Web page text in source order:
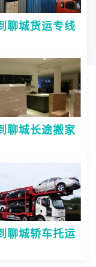
聊城货运专线
聊城长途搬家
聊城轿车托运